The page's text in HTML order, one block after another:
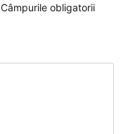
Câmpurile obligatorii